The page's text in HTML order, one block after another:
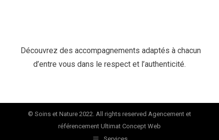
Découvrez des accompagnements adaptés à chacun
d’entre vous dans le respect et l’authenticité.
© Soins et Nature 2022. All rights reserved Agencement et
référencement Ultimat Concept Web